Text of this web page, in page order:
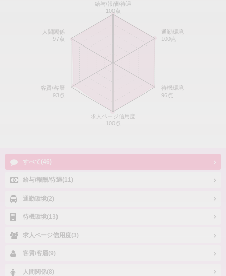
給与/報酬/待遇
100点
通勤環境
100点
待機環境
96点
求人ページ信用度
100点
客質/客層
93点
人間関係
97点
すべて(46)
給与/報酬/待遇(11)
通勤環境(2)
待機環境(13)
求人ページ信用度(3)
客質/客層(9)
人間関係(8)